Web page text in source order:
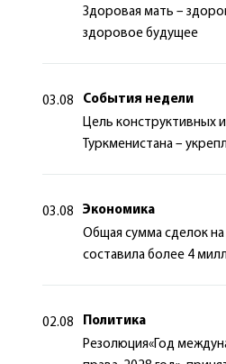
Здоровая мать –
здоровое будущее
03.08
События недели
Цель конструктивных
Туркменистана –
03.08
Экономика
Общая сумма сделок на
составила более 4
02.08
Политика
Резолюция«Год